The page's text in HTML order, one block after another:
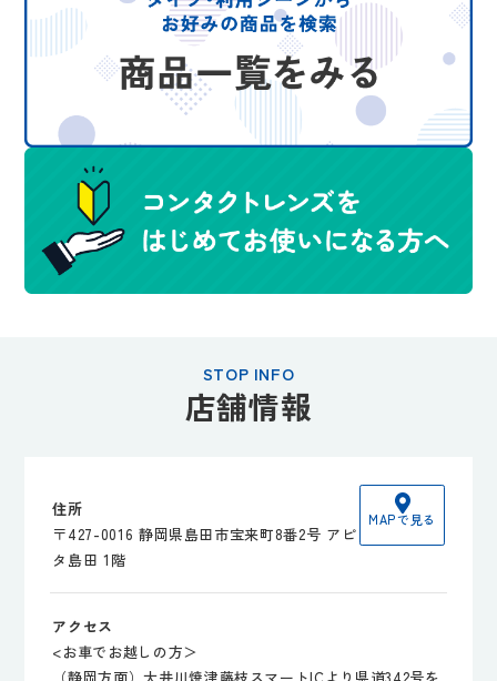
STOP INFO
店舗情報
住所
〒427-0016 静岡県島田市宝来町8番2号 アピ
タ島田 1階
MAPで見る
アクセス
<お車でお越しの方＞